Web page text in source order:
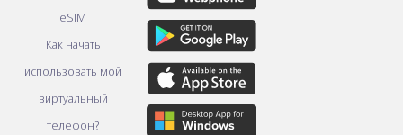
eSIM
Как начать
использовать мой
виртуальный
телефон?